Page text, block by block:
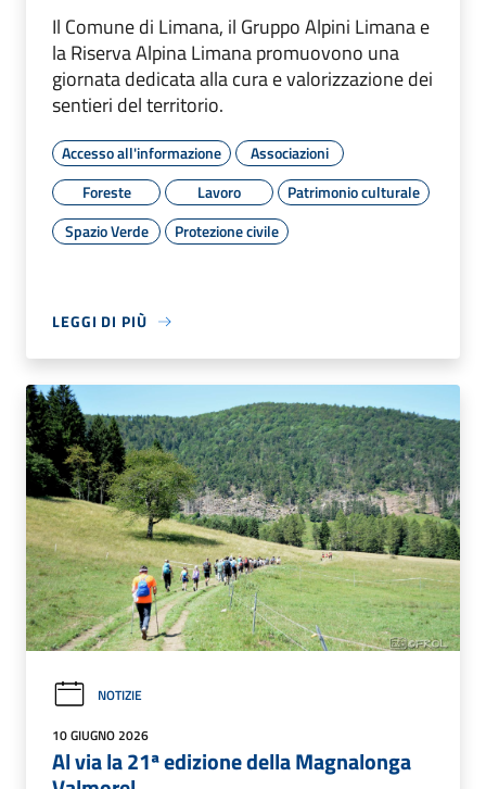
Il Comune di Limana, il Gruppo Alpini Limana e
la Riserva Alpina Limana promuovono una
giornata dedicata alla cura e valorizzazione dei
sentieri del territorio.
Accesso all'informazione
Associazioni
Foreste
Lavoro
Patrimonio culturale
Spazio Verde
Protezione civile
LEGGI DI PIÙ
NOTIZIE
10 GIUGNO 2026
Al via la 21ª edizione della Magnalonga